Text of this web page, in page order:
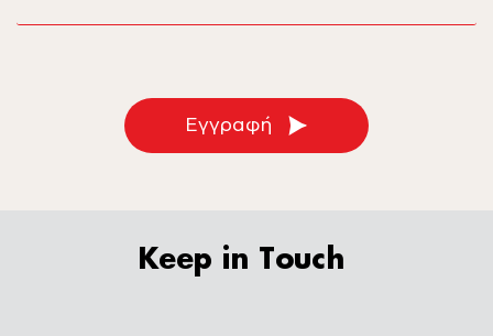
Εγγραφή
Keep in Touch